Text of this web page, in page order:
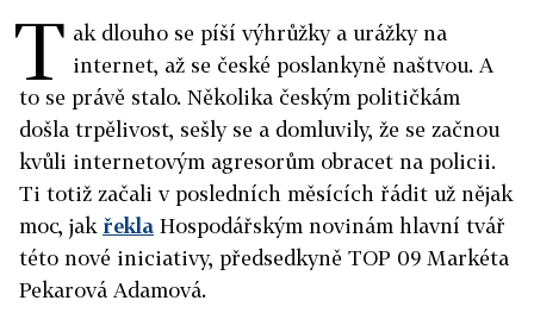
T ak dlouho se píší výhrůžky a urážky na
internet, až se české poslankyně naštvou. A
to se právě stalo. Několika českým političkám
došla trpělivost, sešly se a domluvily, že se začnou
kvůli internetovým agresorům obracet na policii.
Ti totiž začali v posledních měsících řádit už nějak
moc, jak řekla Hospodářským novinám hlavní tvář
této nové iniciativy, předsedkyně TOP 09 Markéta
Pekarová Adamová.